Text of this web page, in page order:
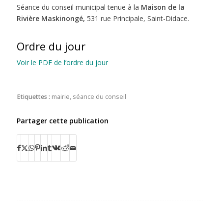
Séance du conseil municipal tenue à la Maison de la
Rivière Maskinongé, 531 rue Principale, Saint-Didace.
Ordre du jour
Voir le PDF de l’ordre du jour
Etiquettes : mairie, séance du conseil
Partager cette publication